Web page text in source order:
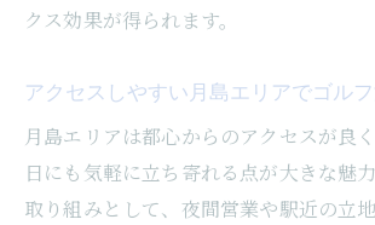
クス効果が得られます。
アクセスしやすい月島エリアでゴル
月島エリアは都心からのアクセスが良
日にも気軽に立ち寄れる点が大きな魅
取り組みとして、夜間営業や駅近の立